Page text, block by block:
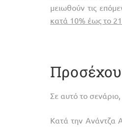
μειωθούν τις
κατά 10% έως το
Σε αυτό το
Κατά την Ανάντζα